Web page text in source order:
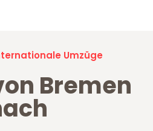
Umzüge
Bremen